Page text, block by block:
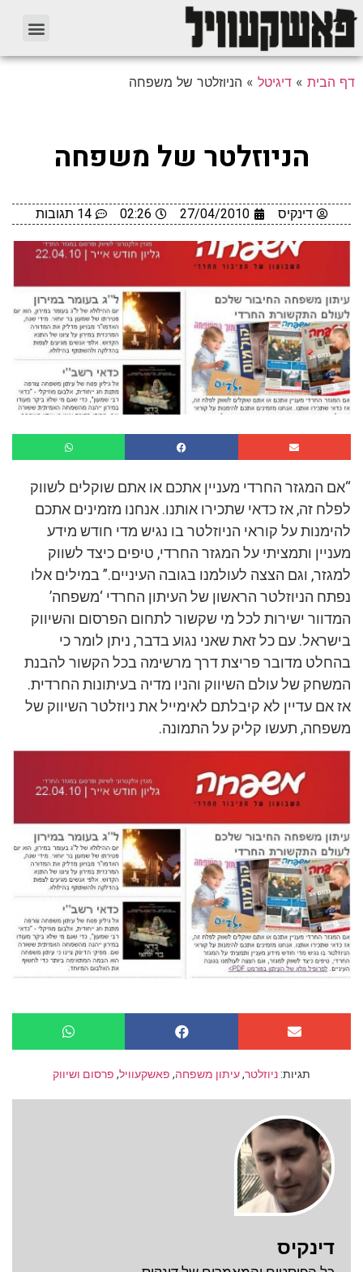
דף הבית » דיגיטל » הניוזלטר של משפחה
הניוזלטר של משפחה
דינקיס 27/04/2010
02:26 14 תגובות
“אם המגזר החרדי מעניין אתכם או אתם שוקלים לשווק
לפלח זה, אז כדאי שתכירו אותנו. אנחנו מזמינים אתכם
להימנות על קוראי הניוזלטר בו נגיש מדי חודש מידע
מעניין ותמציתי על המגזר החרדי, טיפים כיצד לשווק
למגזר, וגם הצצה לעולמנו בגובה העיניים.” במילים אלו
נפתח הניוזלטר הראשון של העיתון החרדי ‘משפחה’
המדוור ישירות לכל מי שקשור לתחום הפרסום והשיווק
בישראל. עם כל זאת שאני נגוע בדבר, ניתן לומר כי
בהחלט מדובר פריצת דרך מרשימה בכל הקשור להבנת
המשחק של עולם השיווק והניו מדיה בעיתונות החרדית.
אז אם עדיין לא קיבלתם לאימייל את ניוזלטר השיווק של
משפחה, תעשו קליק על התמונה.
תגיות: ניוזלטר,עיתון משפחה, פאשקעוויל, פרסום ושיווק
דינקיס